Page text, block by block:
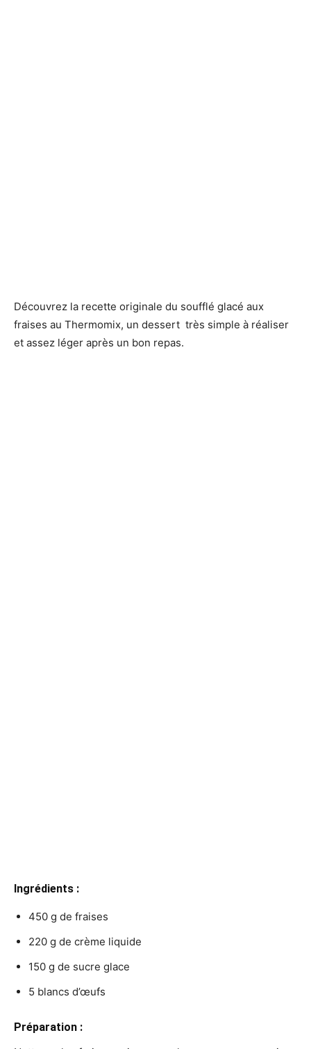
Découvrez la recette originale du soufflé glacé aux
fraises au Thermomix, un dessert très simple à réaliser
et assez léger après un bon repas.
Ingrédients :
450 g de fraises
220 g de crème liquide
150 g de sucre glace
5 blancs d’œufs
Préparation :